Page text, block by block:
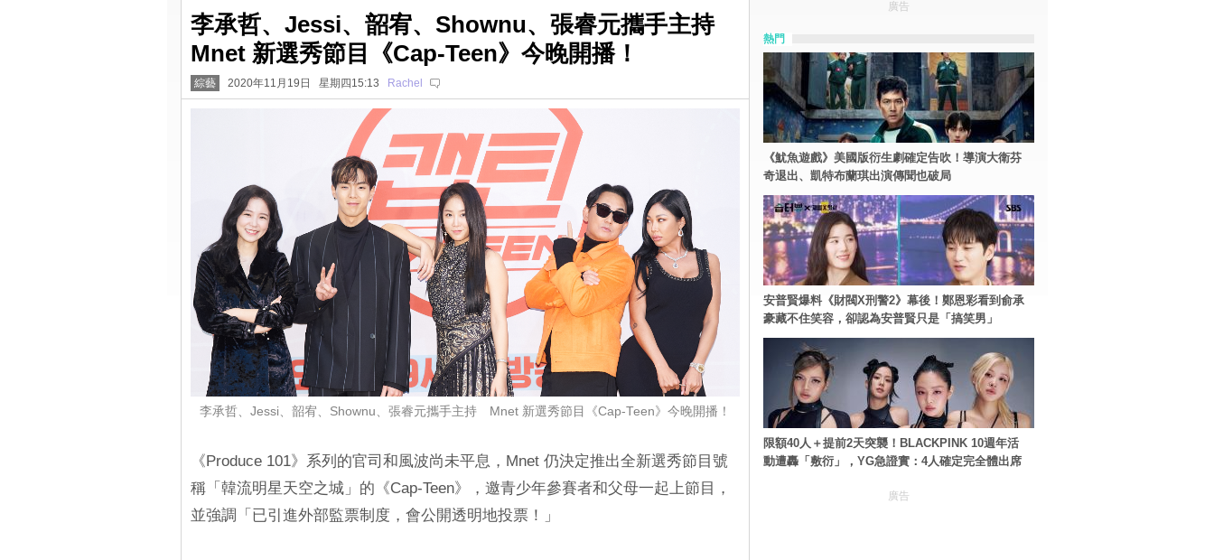
李承哲、Jessi、韶宥、Shownu、張睿元攜手主持
Mnet 新選秀節目《Cap-Teen》今晚開播！
綜藝 2020年11月19日 星期四15:13 Rachel
李承哲、Jessi、韶宥、Shownu、張睿元攜手主持 Mnet 新選秀節目《Cap-Teen》今晚開播！
《Produce 101》系列的官司和風波尚未平息，Mnet 仍決定推出全新選秀節目號
稱「韓流明星天空之城」的《Cap-Teen》，邀青少年參賽者和父母一起上節目，
並強調「已引進外部監票制度，會公開透明地投票！」
廣告
熱門
《魷魚遊戲》美國版衍生劇確定告吹！導演大衛芬
奇退出、凱特布蘭琪出演傳聞也破局
安普賢爆料《財閥X刑警2》幕後！鄭恩彩看到俞承
豪藏不住笑容，卻認為安普賢只是「搞笑男」
限額40人＋提前2天突襲！BLACKPINK 10週年活
動遭轟「敷衍」，YG急證實：4人確定完全體出席
廣告